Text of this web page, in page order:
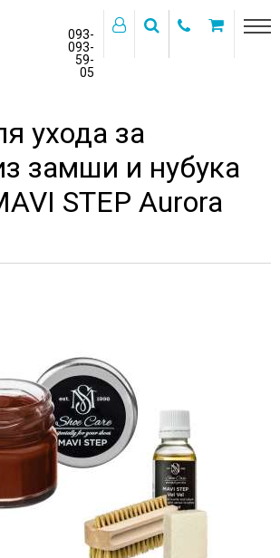
093-
093-
59-
05
ухода за
замши и нубука
STEP Aurora